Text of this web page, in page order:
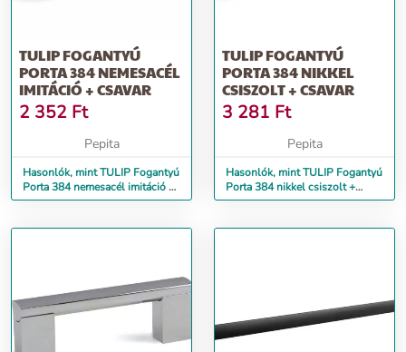
TULIP FOGANTYÚ
PORTA 384 NEMESACÉL
IMITÁCIÓ + CSAVAR
2 352 Ft
Pepita
Hasonlók, mint TULIP Fogantyú
Porta 384 nemesacél imitáció +
csavar
TULIP FOGANTYÚ
PORTA 384 NIKKEL
CSISZOLT + CSAVAR
3 281 Ft
Pepita
Hasonlók, mint TULIP Fogantyú
Porta 384 nikkel csiszolt +
csavar